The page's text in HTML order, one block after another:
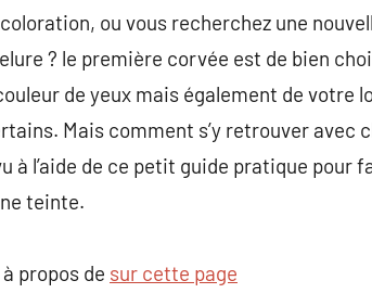
ou vous recherchez une
? le première corvée est de bien
de yeux mais également de votre
Mais comment s’y retrouver avec
à l’aide de ce petit guide pratique
teinte.
propos de sur cette page